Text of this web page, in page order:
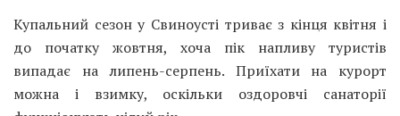
Купальний сезон у Свиноусті триває з кінця квітня і
до початку жовтня, хоча пік напливу туристів
випадає на липень-серпень. Приїхати на курорт
можна і взимку, оскільки оздоровчі санаторії